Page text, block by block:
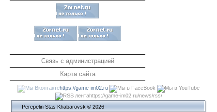
Связь с администрацией
Карта сайта
https://game-im02.ru
https://game-im02.ru/news/rss/
Perepelin Stas Khabarovsk © 2026